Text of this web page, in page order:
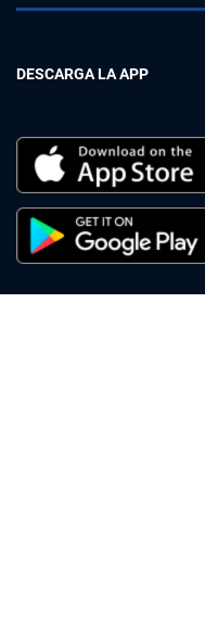
DESCARGA LA APP